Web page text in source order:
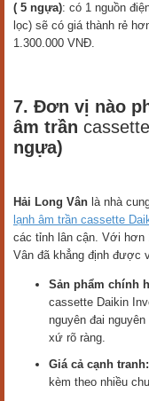
( 5 ngựa): có 1 nguồn
lọc) sẽ có giá thành rẻ
1.300.000 VNĐ.
7. Đơn vị nào
âm trần cassette
ngựa)
Hải Long Vân là nhà
lạnh âm trần cassette
các tỉnh lân cận. Với hơn
Vân đã khẳng định được
Sản phẩm chính
cassette Daikin
nguyên đai
xứ rõ ràng.
Giá cả cạnh tranh:
kèm theo nhiều